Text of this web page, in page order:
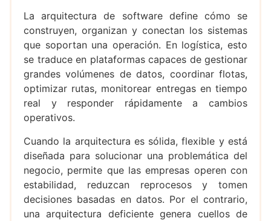
La arquitectura de software define cómo se
construyen, organizan y conectan los sistemas
que soportan una operación. En logística, esto
se traduce en plataformas capaces de gestionar
grandes volúmenes de datos, coordinar flotas,
optimizar rutas, monitorear entregas en tiempo
real y responder rápidamente a cambios
operativos.
Cuando la arquitectura es sólida, flexible y está
diseñada para solucionar una problemática del
negocio, permite que las empresas operen con
estabilidad, reduzcan reprocesos y tomen
decisiones basadas en datos. Por el contrario,
una arquitectura deficiente genera cuellos de